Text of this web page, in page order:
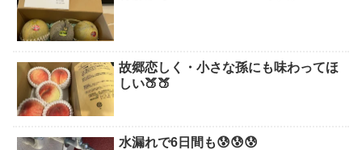
故郷恋しく・小さな孫にも味わってほ
しい🍑🍑
水漏れで6日間も😰😰😰